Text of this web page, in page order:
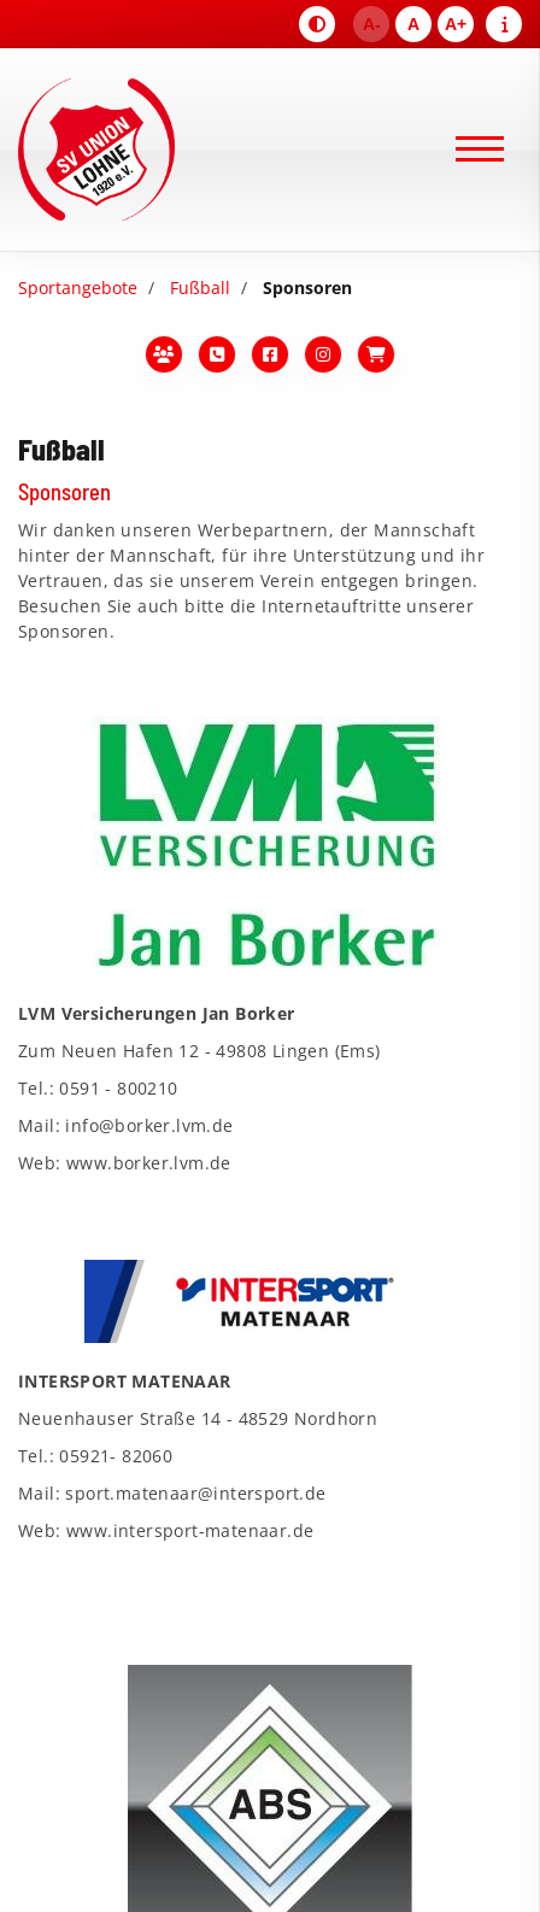
A- A A+
Sportangebote Fußball Sponsoren
Fußball
Sponsoren
Wir danken unseren Werbepartnern, der Mannschaft
hinter der Mannschaft, für ihre Unterstützung und ihr
Vertrauen, das sie unserem Verein entgegen bringen.
Besuchen Sie auch bitte die Internetauftritte unserer
Sponsoren.
LVM Versicherungen Jan Borker
Zum Neuen Hafen 12 - 49808 Lingen (Ems)
Tel.: 0591 - 800210
Mail: info@borker.lvm.de
Web: www.borker.lvm.de
INTERSPORT MATENAAR
Neuenhauser Straße 14 - 48529 Nordhorn
Tel.: 05921- 82060
Mail: sport.matenaar@intersport.de
Web: www.intersport-matenaar.de